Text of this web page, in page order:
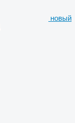
новый